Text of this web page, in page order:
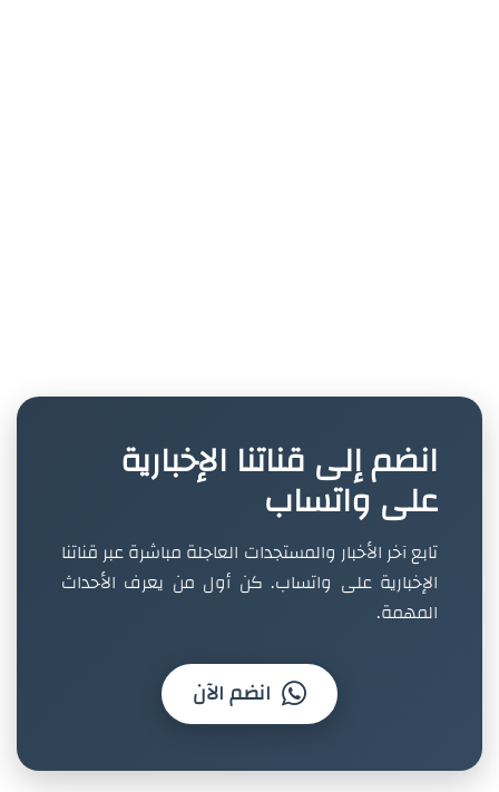
انضم إلى قناتنا الإخبارية
على واتساب
تابع آخر الأخبار والمستجدات العاجلة مباشرة عبر قناتنا
الإخبارية على واتساب. كن أول من يعرف الأحداث
المهمة.
انضم الآن